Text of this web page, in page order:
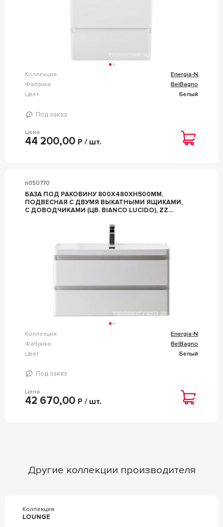
Коллекция
Energia-N
Фабрика
BelBagno
Цвет
Белый
Под заказ
Цена
44 200,00 Р / шт.
n050770
БАЗА ПОД РАКОВИНУ 800Х480ХH500ММ,
ПОДВЕСНАЯ С ДВУМЯ ВЫКАТНЫМИ ЯЩИКАМИ,
С ДОВОДЧИКАМИ (ЦВ. BIANCO LUCIDO), ZZ
Коллекция
Energia-N
Фабрика
BelBagno
Цвет
Белый
Под заказ
Цена
42 670,00 Р / шт.
Другие коллекции производителя
Коллекция
LOUNGE